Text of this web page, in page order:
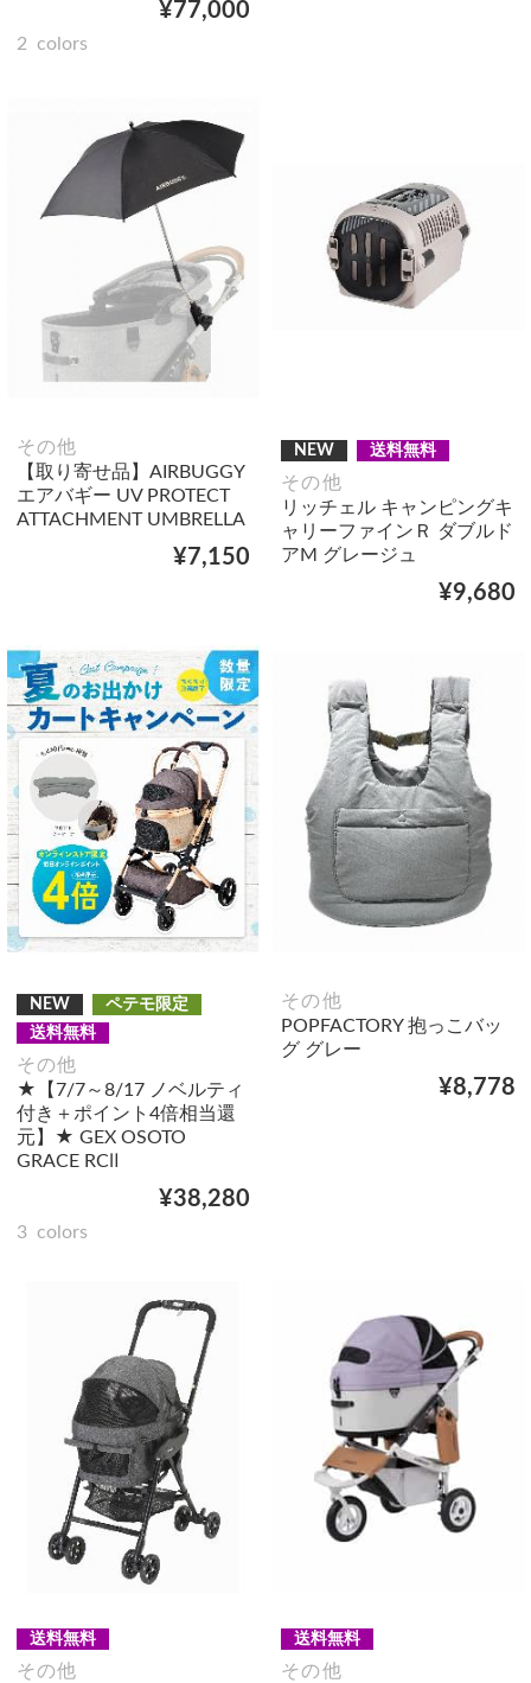
¥77,000
2 colors
その他
【取り寄せ品】AIRBUGGY
エアバギー UV PROTECT
ATTACHMENT UMBRELLA
¥7,150
NEW 送料無料
その他
リッチェル キャンピングキ
ャリーファインＲ ダブルド
アM グレージュ
¥9,680
NEW
ペテモ限定
送料無料
その他
★【7/7～8/17 ノベルティ
付き＋ポイント4倍相当還
元】★ GEX OSOTO
GRACE RCⅡ
¥38,280
3 colors
その他
POPFACTORY 抱っこバッ
グ グレー
¥8,778
送料無料
その他
送料無料
その他